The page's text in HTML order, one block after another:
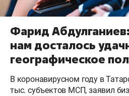
Фарид
нам досталось
географическое
В коронавирусном году в
тыс. субъектов МСП, заявил